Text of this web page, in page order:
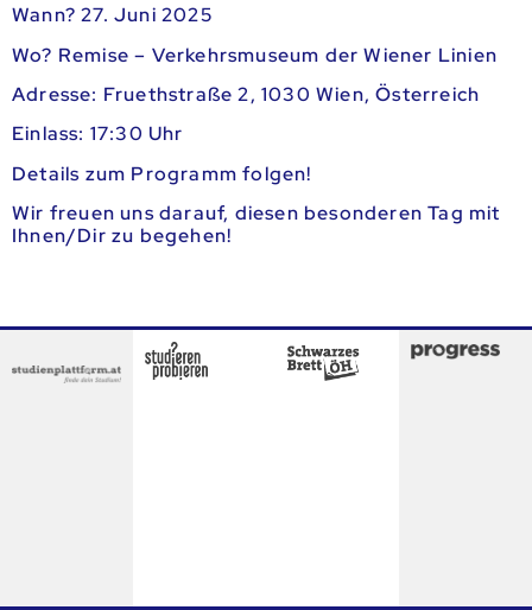
Wann? 27. Juni 2025
Wo? Remise – Verkehrsmuseum der Wiener Linien
Adresse: Fruethstraße 2, 1030 Wien, Österreich
Einlass: 17:30 Uhr
Details zum Programm folgen!
Wir freuen uns darauf, diesen besonderen Tag mit
Ihnen/Dir zu begehen!